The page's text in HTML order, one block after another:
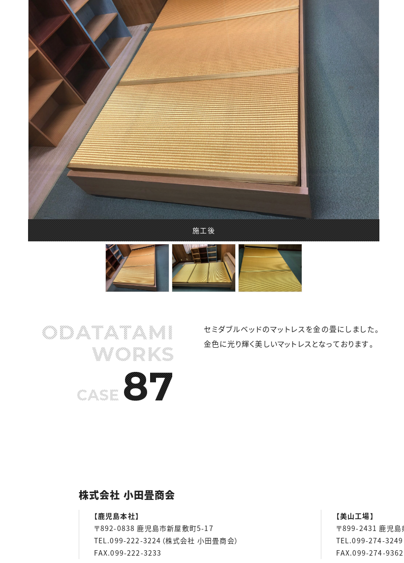
施工後
ODATATAMI
WORKS
CASE 87
セミダブルベッドのマットレスを金の畳にしました。
金色に光り輝く美しいマットレスとなっております。
株式会社 小田畳商会
【鹿児島本社】
〒892-0838 鹿児島市新屋敷町5-17
TEL.099-222-3224（株式会社 小田畳商会）
FAX.099-222-3233
【美山工場】
〒899-2431 鹿児
TEL.099-274-3249
FAX.099-274-9362